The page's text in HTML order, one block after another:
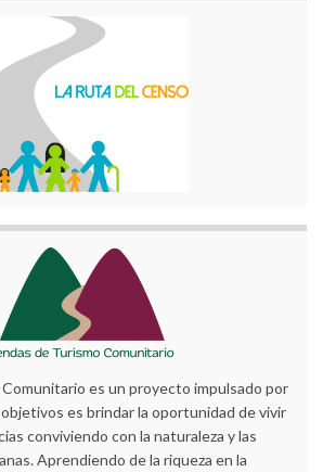
es un proyecto impulsado por
es brindar la oportunidad de vivir
conviviendo con la naturaleza y las
Aprendiendo de la riqueza en la